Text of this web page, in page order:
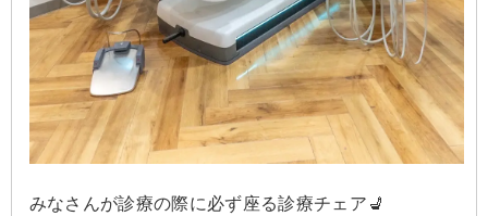
みなさんが診療の際に必ず座る診療チェア💺